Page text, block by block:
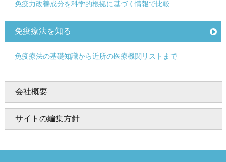
免疫力改善成分を科学的根拠に基づく情報で比較
免疫療法を知る
免疫療法の基礎知識から近所の医療機関リストまで
会社概要
サイトの編集方針